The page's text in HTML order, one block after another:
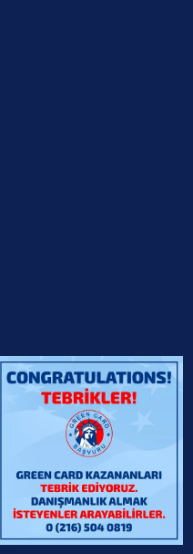
greencardci